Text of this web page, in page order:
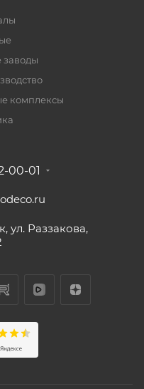
заводы
комплексы
00-01
ул. Раззакова,